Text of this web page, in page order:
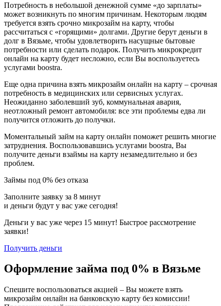
Потребность в небольшой денежной сумме «до зарплаты»
может возникнуть по многим причинам. Некоторым людям
требуется взять срочно микрозайм на карту, чтобы
рассчитаться с «горящими» долгами. Другие берут деньги в
долг в Вязьме, чтобы удовлетворить насущные бытовые
потребности или сделать подарок. Получить микрокредит
онлайн на карту будет несложно, если Вы воспользуетесь
услугами boostra.
Еще одна причина взять микрозайм онлайн на карту – срочная
потребность в медицинских или сервисных услугах.
Неожиданно заболевший зуб, коммунальная авария,
неотложный ремонт автомобиля: все эти проблемы едва ли
получится отложить до получки.
Моментальный займ на карту онлайн поможет решить многие
затруднения. Воспользовавшись услугами boostra, Вы
получите деньги взаймы на карту незамедлительно и без
проблем.
Займы под 0% без отказа
Заполните заявку за 8 минут
и деньги будут у вас уже сегодня!
Деньги у вас уже через 15 минут! Быстрое рассмотрение
заявки!
Получить деньги
Оформление займа под 0% в Вязьме
Спешите воспользоваться акцией – Вы можете взять
микрозайм онлайн на банковскую карту без комиссии!